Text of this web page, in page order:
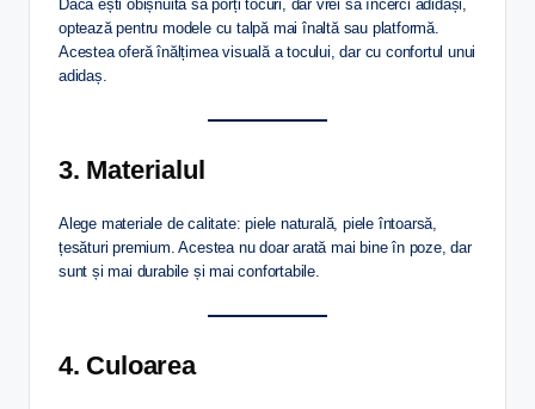
Dacă ești obișnuită să porți tocuri, dar vrei să încerci adidași,
optează pentru modele cu talpă mai înaltă sau platformă.
Acestea oferă înălțimea visuală a tocului, dar cu confortul unui
adidaș.
3. Materialul
Alege materiale de calitate: piele naturală, piele întoarsă,
țesături premium. Acestea nu doar arată mai bine în poze, dar
sunt și mai durabile și mai confortabile.
4. Culoarea